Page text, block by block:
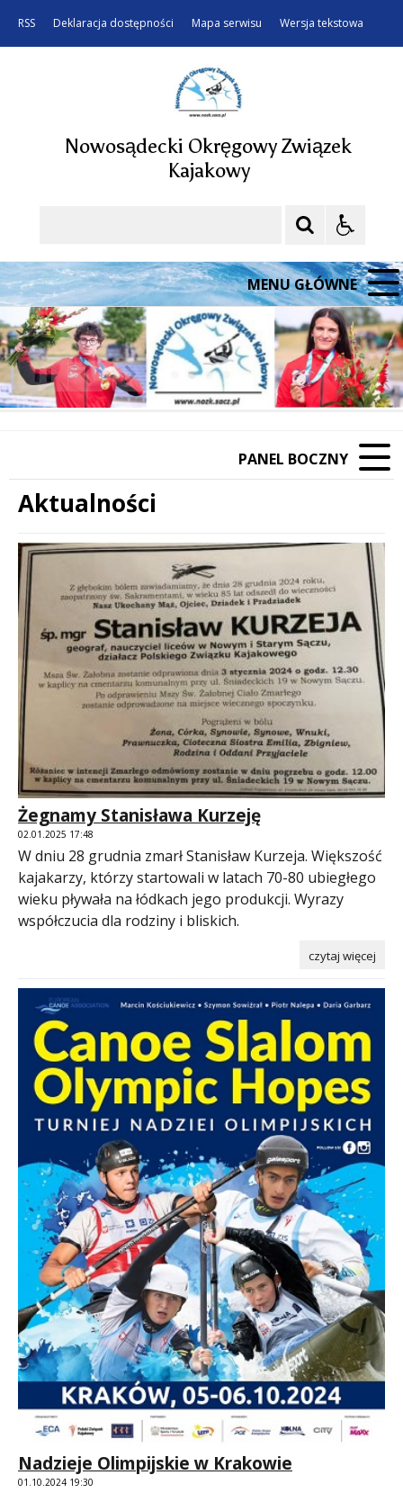
RSS Deklaracja dostępności Mapa serwisu Wersja tekstowa
Nowosądecki Okręgowy Związek
Kajakowy
MENU GŁÓWNE
Poprzedni Element
Następny Element
❚❚
PANEL BOCZNY
Aktualności
Treść
Żegnamy Stanisława Kurzeję
02.01.2025 17:48
W dniu 28 grudnia zmarł Stanisław Kurzeja. Większość
kajakarzy, którzy startowali w latach 70-80 ubiegłego
wieku pływała na łódkach jego produkcji. Wyrazy
współczucia dla rodziny i bliskich.
czytaj więcej
Nadzieje Olimpijskie w Krakowie
01.10.2024 19:30